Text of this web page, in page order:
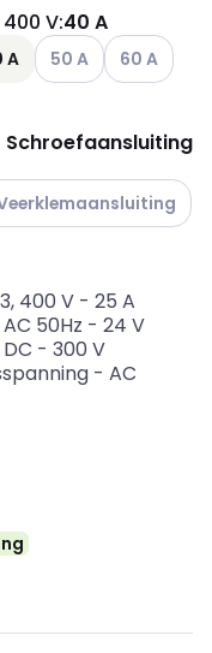
V:40 A
niet mogelijk)niet mogelijk)
combinatie niet
(Huidige
A Andere varianten
50 A Andere
60 A
niet mogelijk)
Schroefaansluiting
niet mogelijk)
varianten (Huidige
400 V- 25 A
50Hz - 24 V
- 300 V
- AC